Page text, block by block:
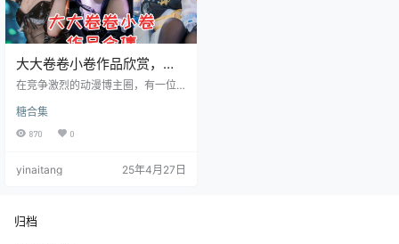
大大卷卷小卷作品欣赏，凭
什么这么绝？
在竞争激烈的动漫博主圈，有一位
容，收获了 26 万粉丝的支持与喜
爱，她就是大大卷卷小卷。今天，
到 “大大卷卷小卷” 这个名字，不少
独特，还充满了趣味性，让人过目
难忘。大大卷卷小卷来自广州，身
糖合集
870 0
yinaitang 25年4月27日
归档